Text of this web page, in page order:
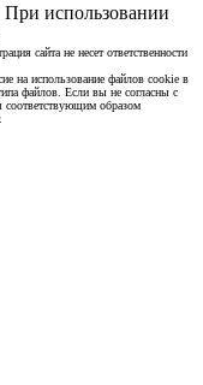
При использовании
сайта не несет ответственности
на использование файлов cookie в
файлов. Если вы не согласны с
образом